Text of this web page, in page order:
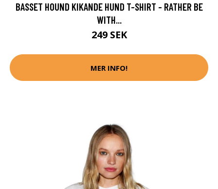
BASSET HOUND KIKANDE HUND T-SHIRT - RATHER BE
WITH...
249 SEK
MER INFO!